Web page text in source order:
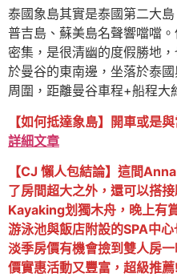
泰國象島其實是泰國第二大
普吉島、蘇美島名聲響噹噹
密集，是很清幽的度假勝地
於曼谷的東南邊，坐落於泰
周圍，距離曼谷車程+船程大
【如何抵達象島】開車或是
詳細文章
【CJ 懶人包結論】這間
了房間超大之外，還可以搭
Kayaking划獨木舟，晚上有
游泳池與飯店附設的SPA中
淡季房價有機會撿到雙人房
價實惠活動又豐富，超級推